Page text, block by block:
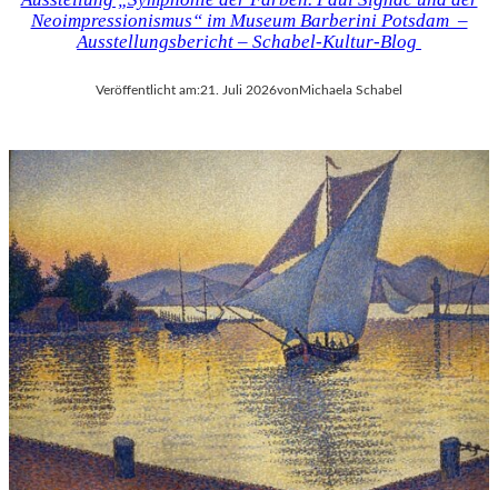
Neoimpressionismus“ im Museum Barberini Potsdam –
Ausstellungsbericht – Schabel-Kultur-Blog
Veröffentlicht am:21. Juli 2026vonMichaela Schabel